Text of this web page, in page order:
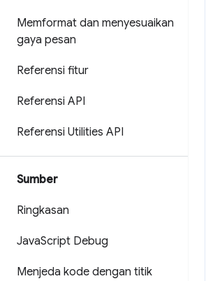
Memformat dan menyesuaikan
gaya pesan
Referensi fitur
Referensi API
Referensi Utilities API
Sumber
Ringkasan
JavaScript Debug
Menjeda kode dengan titik